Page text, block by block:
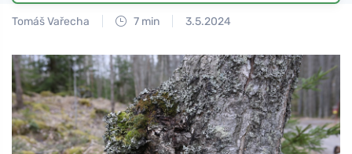
Tomáš Vařecha 7 min 3.5.2024